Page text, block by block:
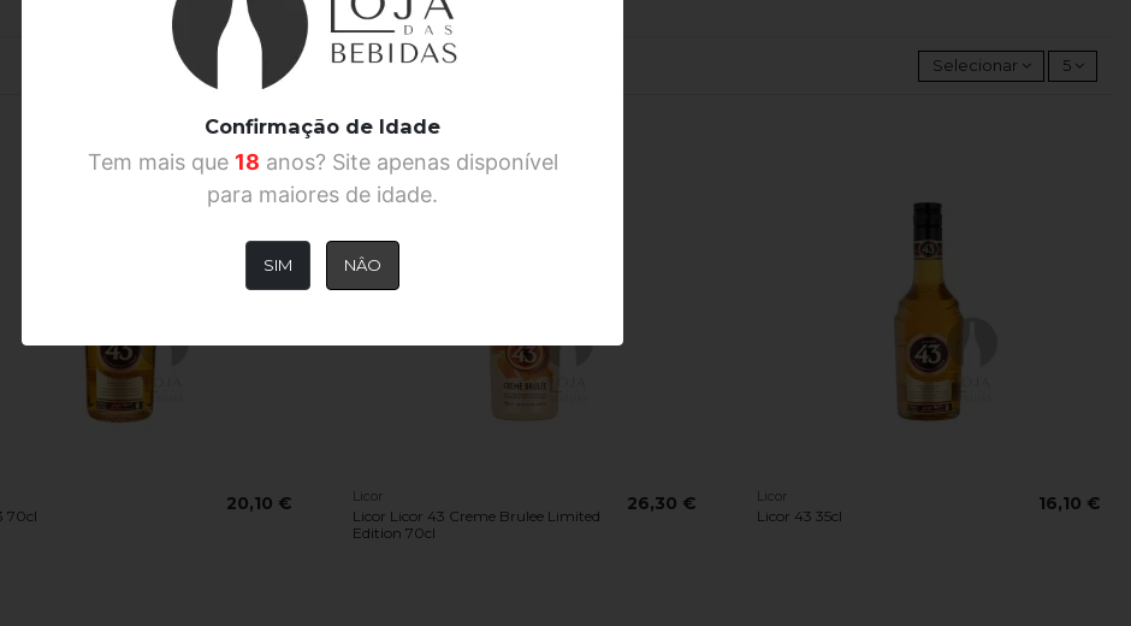
Selecionar 5
70cl
20,10 € Licor
Licor Licor 43 Creme Brulee Limited
Edition 70cl
26,30 € Licor
Licor 43 35cl
16,10 €
Confirmação de Idade
Tem mais que 18 anos? Site apenas disponível
para maiores de idade.
SIM NÂO